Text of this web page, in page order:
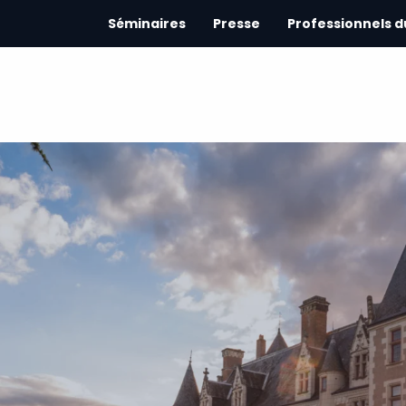
Séminaires Presse Professionnels